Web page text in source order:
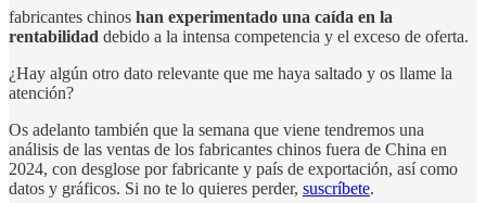
fabricantes chinos han experimentado una caída en la
rentabilidad debido a la intensa competencia y el exceso de oferta.
¿Hay algún otro dato relevante que me haya saltado y os llame la
atención?
Os adelanto también que la semana que viene tendremos una
análisis de las ventas de los fabricantes chinos fuera de China en
2024, con desglose por fabricante y país de exportación, así como
datos y gráficos. Si no te lo quieres perder, suscríbete.